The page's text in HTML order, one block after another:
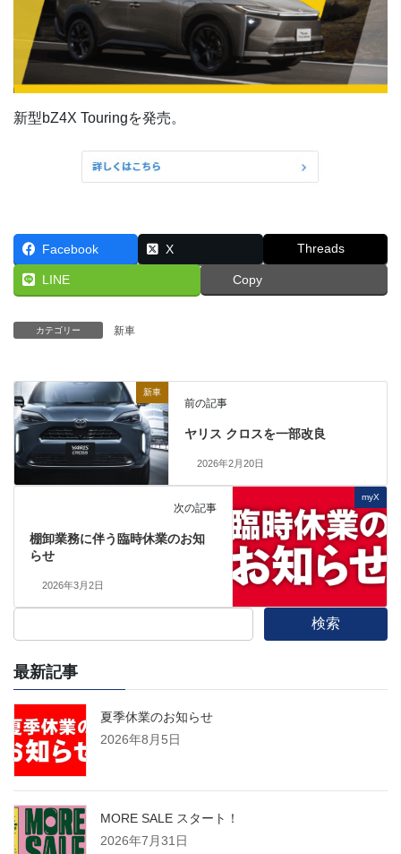
新型bZ4X Touringを発売。
Facebook X Threads
LINE Copy
カテゴリー 新車
新車
前の記事
ヤリス クロスを一部改良
2026年2月20日
myX
次の記事
棚卸業務に伴う臨時休業のお知
らせ
2026年3月2日
検索
最新記事
夏季休業のお知らせ
2026年8月5日
MORE SALE スタート！
2026年7月31日